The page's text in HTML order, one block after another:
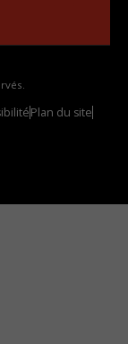
Plan du site